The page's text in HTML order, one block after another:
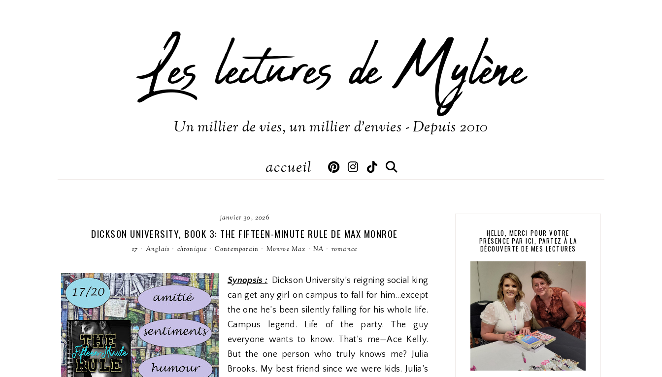
Les lectures de Mylène
Un millier de vies, un millier d'envies - Depuis 2010
accueil
janvier 30, 2026
DICKSON UNIVERSITY, BOOK 3: THE FIFTEEN-MINUTE RULE DE MAX MONROE
17 · Anglais · chronique · Contemporain · Monroe Max · NA · romance
Synopsis : Dickson University’s reigning social king
can get any girl on campus to fall for him…except
the one he’s been silently falling for his whole life.
Campus legend. Life of the party. The guy
everyone wants to know. That’s me—Ace Kelly.
But the one person who truly knows me? Julia
Brooks. My best friend since we were kids. Julia’s
HELLO, MERCI POUR VOTRE
PRÉSENCE PAR ICI, PARTEZ À LA
DÉCOUVERTE DE MES LECTURES